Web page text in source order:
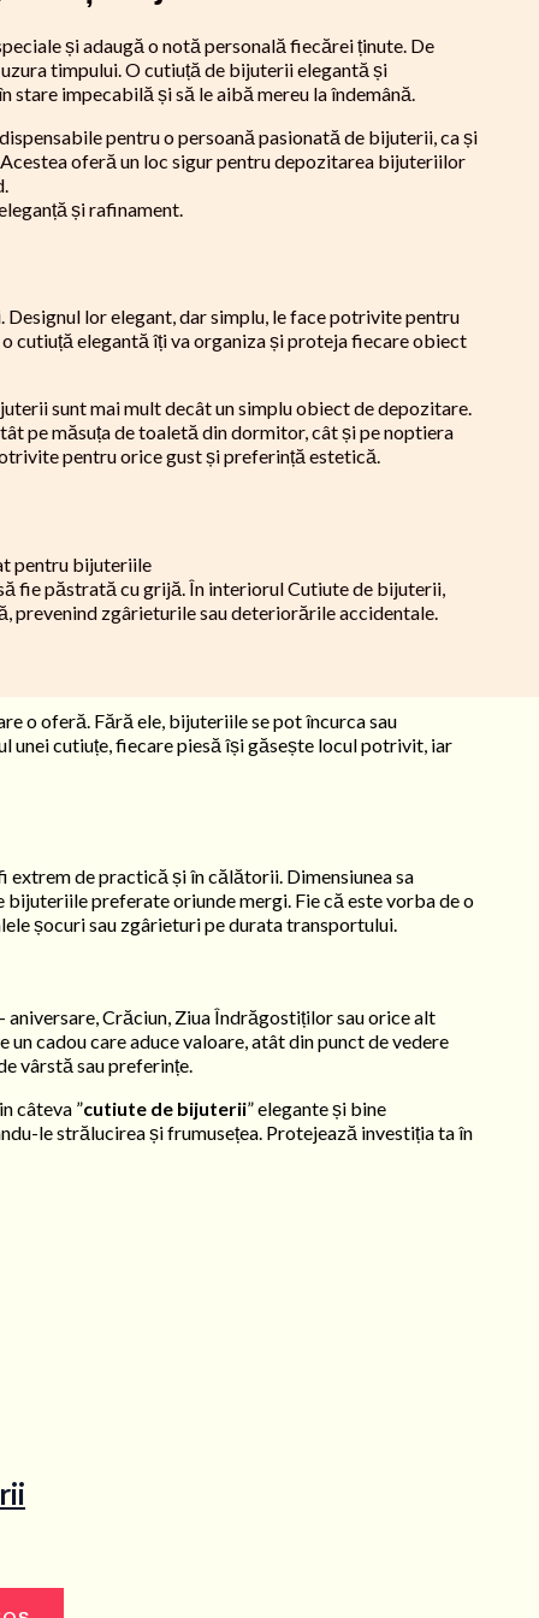
și adaugă o notă personală fiecărei ținute. De
timpului. O cutiuță de bijuterii elegantă și
impecabilă și să le aibă mereu la îndemână.
pentru o persoană pasionată de bijuterii, ca și
oferă un loc sigur pentru depozitarea bijuteriilor
și rafinament.
lor elegant, dar simplu, le face potrivite pentru
cutiuță elegantă îți va organiza și proteja fiecare obiect
sunt mai mult decât un simplu obiect de depozitare.
pe măsuța de toaletă din dormitor, cât și pe noptiera
pentru orice gust și preferință estetică.
pentru bijuteriile
fie păstrată cu grijă. În interiorul Cutiute de bijuterii,
zgârieturile sau deteriorările accidentale.
o oferă. Fără ele, bijuteriile se pot încurca sau
unei cutiuțe, fiecare piesă își găsește locul potrivit, iar
extrem de practică și în călătorii. Dimensiunea sa
preferate oriunde mergi. Fie că este vorba de o
șocuri sau zgârieturi pe durata transportului.
Crăciun, Ziua Îndrăgostiților sau orice alt
cadou care aduce valoare, atât din punct de vedere
vârstă sau preferințe.
câteva ”cutiute de bijuterii” elegante și bine
le strălucirea și frumusețea. Protejează investiția ta în